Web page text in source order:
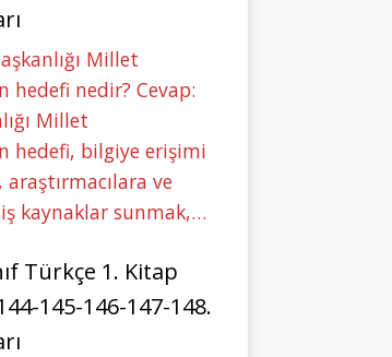
Millet
hedefi nedir? Cevap:
Millet
hedefi, bilgiye erişimi
ve
kaynaklar sunmak,…
Türkçe 1. Kitap
145-146-147-148.